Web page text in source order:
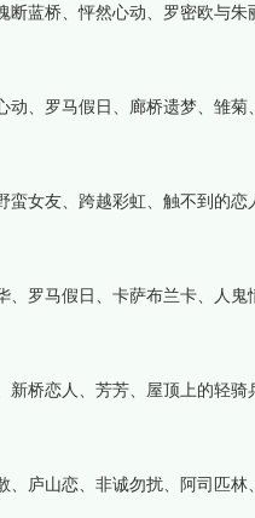
蓝桥、怦然心动、罗密欧与
、罗马假日、廊桥遗梦、雏
女友、跨越彩虹、触不到的
罗马假日、卡萨布兰卡、人
桥恋人、芳芳、屋顶上的轻
庐山恋、非诚勿扰、阿司匹林